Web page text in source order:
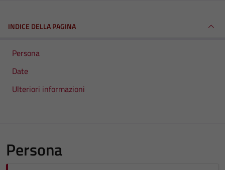
INDICE DELLA PAGINA
Persona
Date
Ulteriori informazioni
Persona